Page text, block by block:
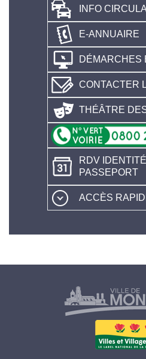
INFO
E-ANNUAIRE
DÉMARCHES
CONTACTER
THÉÂTRE
RDV
PASSEPORT
ACCÈS